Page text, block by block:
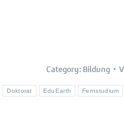
Category: Bildung
Doktorat EduEarth Fernstudium